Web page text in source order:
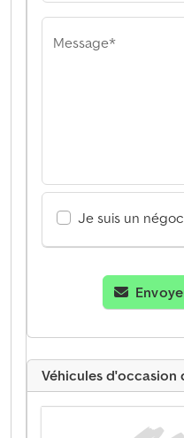
Message*
Je suis un
Véhicules d'occasion